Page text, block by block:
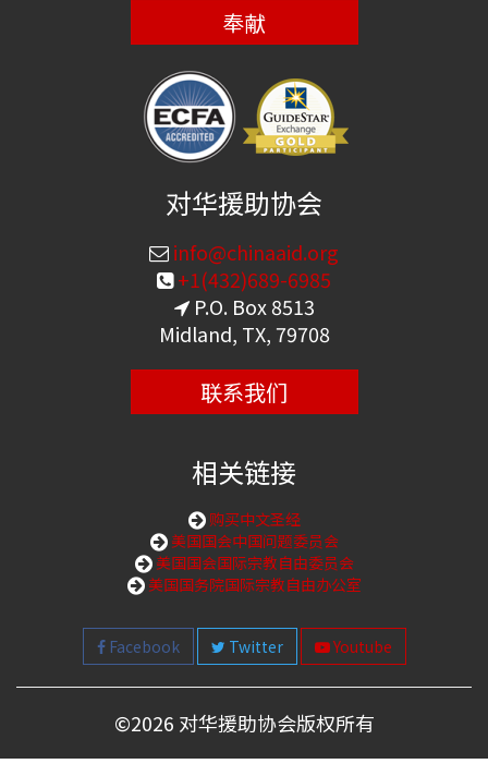
奉献
对华援助协会
info@chinaaid.org
+1(432)689-6985
P.O. Box 8513
Midland, TX, 79708
联系我们
相关链接
购买中文圣经
美国国会中国问题委员会
美国国会国际宗教自由委员会
美国国务院国际宗教自由办公室
Facebook Twitter Youtube
©2026 对华援助协会版权所有